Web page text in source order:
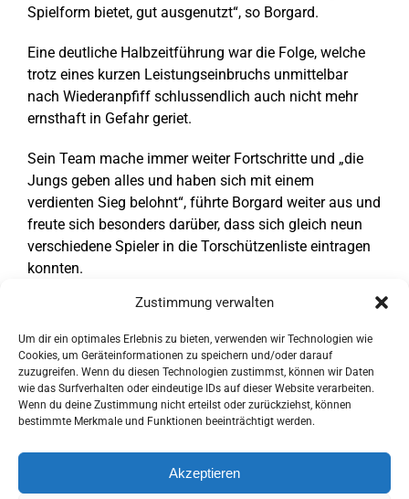
Zustimmung verwalten
Um dir ein optimales Erlebnis zu bieten, verwenden wir Technologien wie
Cookies, um Geräteinformationen zu speichern und/oder darauf
zuzugreifen. Wenn du diesen Technologien zustimmst, können wir Daten
wie das Surfverhalten oder eindeutige IDs auf dieser Website verarbeiten.
Wenn du deine Zustimmung nicht erteilst oder zurückziehst, können
bestimmte Merkmale und Funktionen beeinträchtigt werden.
Akzeptieren
Spielform bietet, gut ausgenutzt“, so Borgard.
Eine deutliche Halbzeitführung war die Folge, welche
trotz eines kurzen Leistungseinbruchs unmittelbar
nach Wiederanpfiff schlussendlich auch nicht mehr
ernsthaft in Gefahr geriet.
Sein Team mache immer weiter Fortschritte und „die
Jungs geben alles und haben sich mit einem
verdienten Sieg belohnt“, führte Borgard weiter aus und
freute sich besonders darüber, dass sich gleich neun
verschiedene Spieler in die Torschützenliste eintragen
konnten.
Für den HC Gelpe/Strombach spielten:
(2), Levin Stöcker (1), Jonah Kalkuhl (1), Jannis
Kalkuhl, Tim Krüger, Fynn Weidemann, Lasse Schmidt
(2), Niklas Seitz (1), Pepe Lemmer (1), Almir Hasani (4),
Auron Aliu, Maurice Koert (2), Yari Mücher (5).